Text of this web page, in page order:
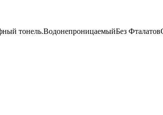
тонель.ВодонепроницаемыйБез